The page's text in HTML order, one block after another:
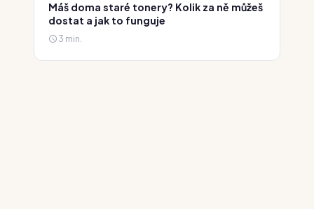
Máš doma staré tonery? Kolik za ně můžeš
dostat a jak to funguje
3 min.